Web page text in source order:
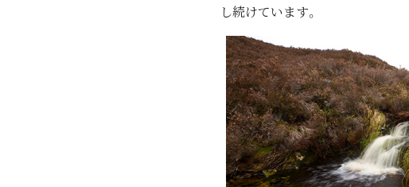
し続けています。